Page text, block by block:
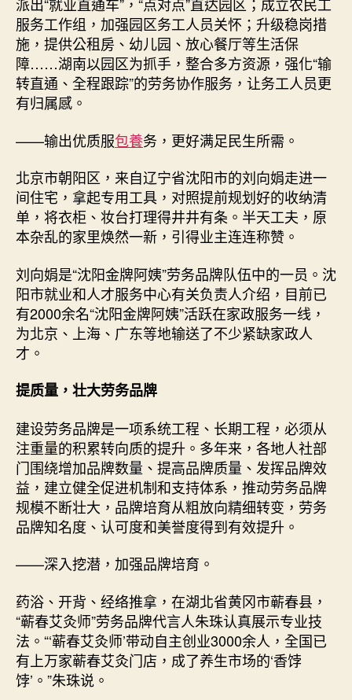
服务工作组，加强园区务工人员关怀；升级稳岗措
施，提供公租房、幼儿园、放心餐厅等生活保
障……湖南以园区为抓手，整合多方资源，强化“输
转直通、全程跟踪”的劳务协作服务，让务工人员更
有归属感。
——输出优质服包養务，更好满足民生所需。
北京市朝阳区，来自辽宁省沈阳市的刘向娟走进一
间住宅，拿起专用工具，对照提前规划好的收纳清
单，将衣柜、妆台打理得井井有条。半天工夫，原
本杂乱的家里焕然一新，引得业主连连称赞。
刘向娟是“沈阳金牌阿姨”劳务品牌队伍中的一员。沈
阳市就业和人才服务中心有关负责人介绍，目前已
有2000余名“沈阳金牌阿姨”活跃在家政服务一线，
为北京、上海、广东等地输送了不少紧缺家政人
才。
提质量，壮大劳务品牌
建设劳务品牌是一项系统工程、长期工程，必须从
注重量的积累转向质的提升。多年来，各地人社部
门围绕增加品牌数量、提高品牌质量、发挥品牌效
益，建立健全促进机制和支持体系，推动劳务品牌
规模不断壮大，品牌培育从粗放向精细转变，劳务
品牌知名度、认可度和美誉度得到有效提升。
——深入挖潜，加强品牌培育。
药浴、开背、经络推拿，在湖北省黄冈市蕲春县，
“蕲春艾灸师”劳务品牌代言人朱珠认真展示专业技
法。“‘蕲春艾灸师’带动自主创业3000余人，全国已
有上万家蕲春艾灸门店，成了养生市场的‘香饽
饽’。”朱珠说。